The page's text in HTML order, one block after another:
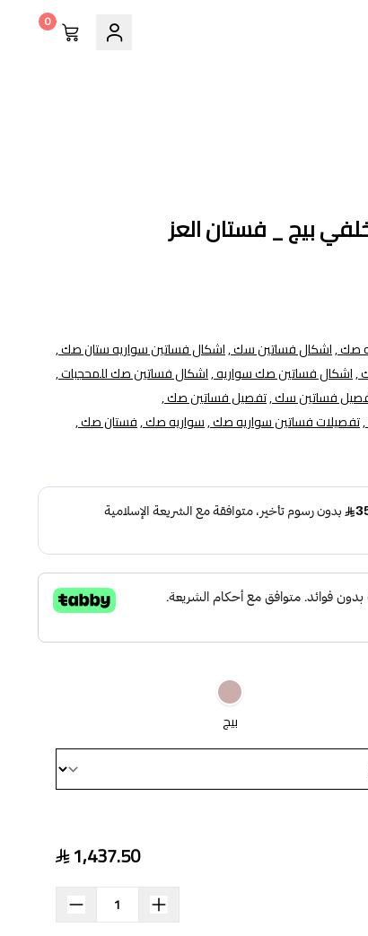
0
بيج _ فستان العز
صك ,اشكال فساتين سك ,اشكال فساتين سواريه ستان صك ,
,اشكال فساتين صك سواريه ,اشكال فساتين صك للمحجبات ,
فساتين سك ,تفصيل فساتين صك ,
تفصيلات فساتين سواريه صك ,سواريه صك ,فستان صك ,
بيج
1,437.50